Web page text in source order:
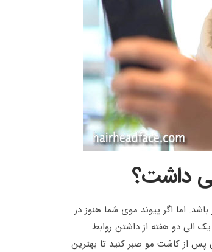
داشت؟
اما اگر پیوند موی شما هنوز در
الی دو هفته از داشتن روابط
پس از کاشت مو صبر کنید تا بهترین